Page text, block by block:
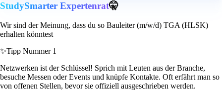
StudySmarter Expertenrat🤫
Wir sind der Meinung, dass du so Bauleiter (m/w/d) TGA (HLSK)
erhalten könntest
✨Tipp Nummer 1
Netzwerken ist der Schlüssel! Sprich mit Leuten aus der Branche,
besuche Messen oder Events und knüpfe Kontakte. Oft erfährt man so
von offenen Stellen, bevor sie offiziell ausgeschrieben werden.